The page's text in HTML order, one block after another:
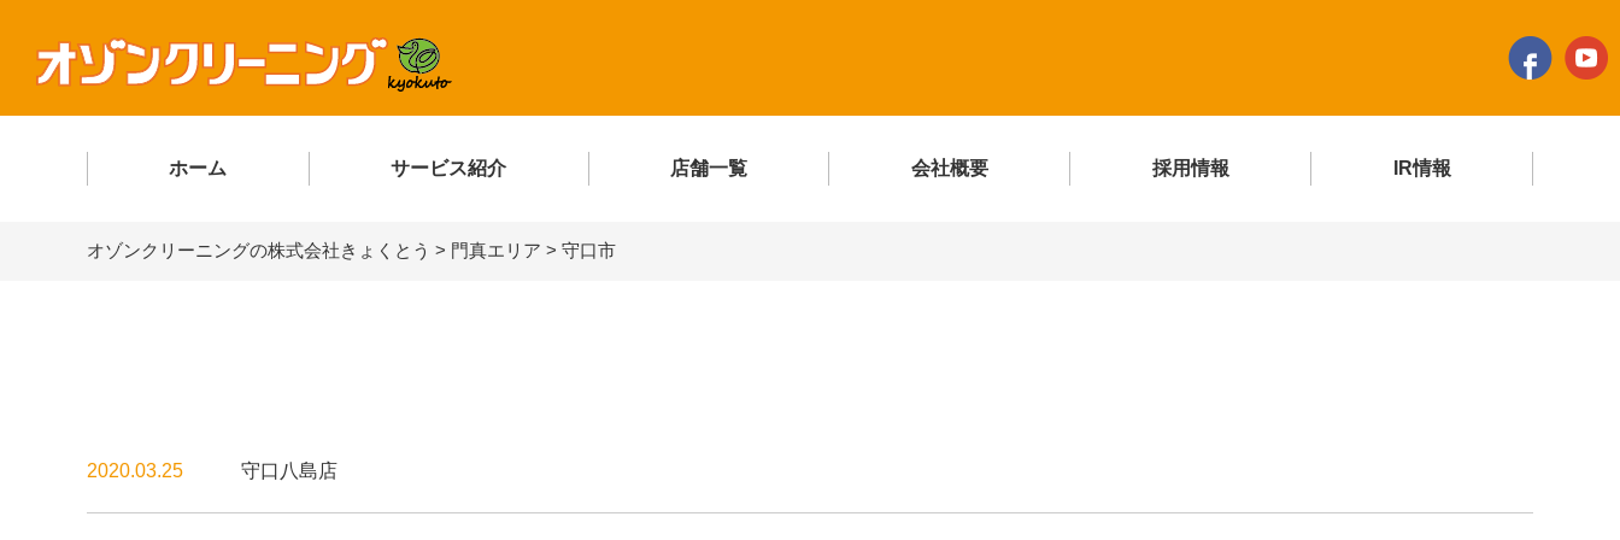
ホーム サービス紹介 店舗一覧 会社概要 採用情報 IR情報
オゾンクリーニングの株式会社きょくとう > 門真エリア > 守口市
2020.03.25 守口八島店